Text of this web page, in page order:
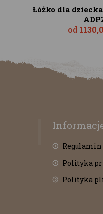
Łóżko dla
od
Regulamin
Polityka
Polityka